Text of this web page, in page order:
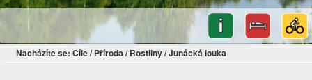
Nacházíte se: Cíle/ Příroda/ Rostliny/Junácká louka